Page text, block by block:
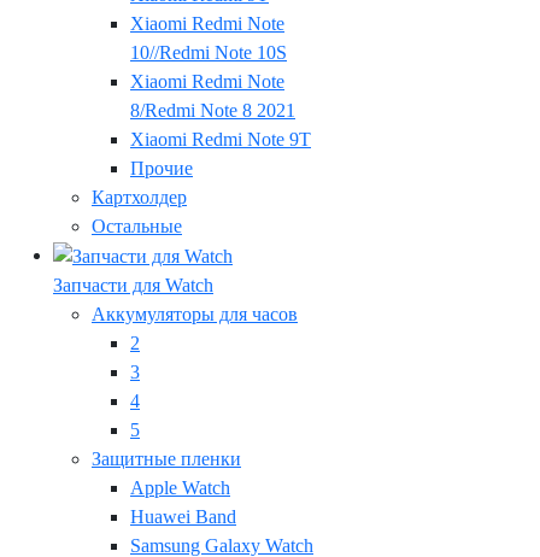
Xiaomi Redmi Note
10//Redmi Note 10S
Xiaomi Redmi Note
8/Redmi Note 8 2021
Xiaomi Redmi Note 9T
Прочие
Картхолдер
Остальные
Запчасти для Watch
Аккумуляторы для часов
2
3
4
5
Защитные пленки
Apple Watch
Huawei Band
Samsung Galaxy Watch